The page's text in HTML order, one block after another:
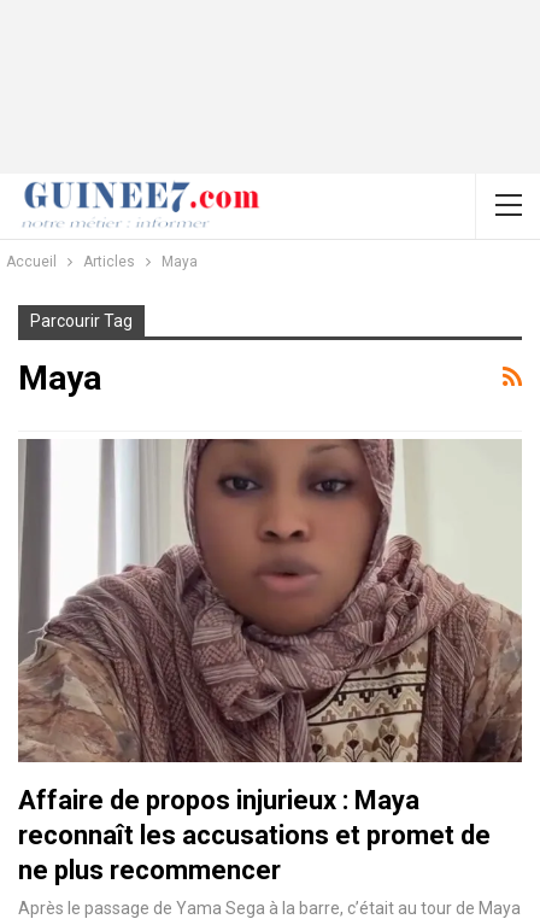
Accueil Articles Maya
Parcourir Tag
Maya
Affaire de propos injurieux : Maya
reconnaît les accusations et promet de
ne plus recommencer
Après le passage de Yama Sega à la barre, c’était au tour de Maya